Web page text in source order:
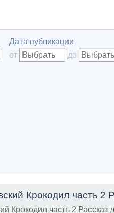
Дата публикации
от
до
Крокодил часть 2
Крокодил часть 2 Рассказ